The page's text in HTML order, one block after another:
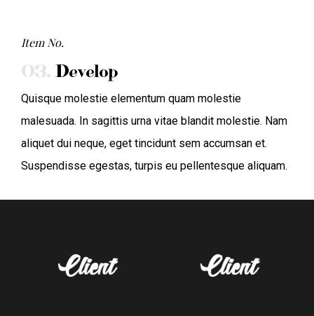
Item No.
03.Develop
Quisque molestie elementum quam molestie
malesuada. In sagittis urna vitae blandit molestie. Nam
aliquet dui neque, eget tincidunt sem accumsan et.
Suspendisse egestas, turpis eu pellentesque aliquam.